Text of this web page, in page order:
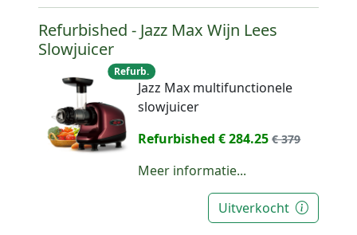
Refurbished - Jazz Max Wijn Lees
Slowjuicer
Refurb.
Jazz Max multifunctionele
slowjuicer
Refurbished € 284.25€ 379
Meer informatie...
Uitverkocht